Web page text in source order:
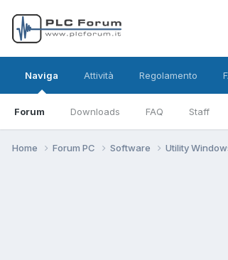
Naviga
Forum Downloads FAQ Staff
Attività Regolamento
Home Forum PC Software Utility